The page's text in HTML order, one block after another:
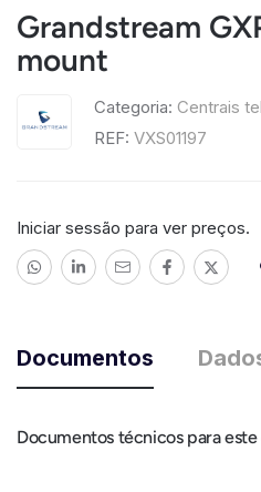
Grandstream
mount
Categoria: Centrais
REF: VXS01197
Iniciar sessão para ver preços.
Documentos
Documentos técnicos para